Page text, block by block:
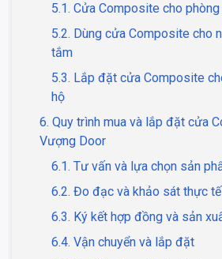
5.1. Cửa Composite cho phòng
5.2. Dùng cửa Composite cho
tắm
5.3. Lắp đặt cửa Composite
hộ
6. Quy trình mua và lắp đặt cửa
Vượng Door
6.1. Tư vấn và lựa chọn sản
6.2. Đo đạc và khảo sát thực tế
6.3. Ký kết hợp đồng và sản
6.4. Vận chuyển và lắp đặt